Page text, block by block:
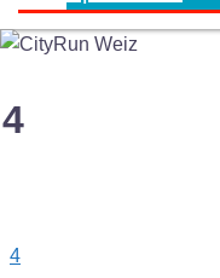
4
Post
4